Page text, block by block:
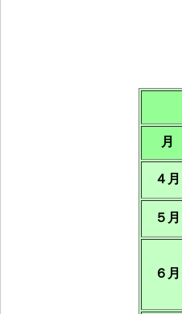
月
４月
５月
６月